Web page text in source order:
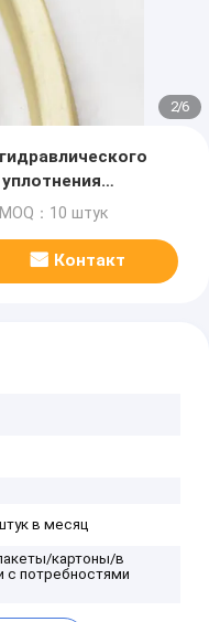
2/6
MOQ：10 штук
Контакт
в месяц
картоны/в
с потребностями